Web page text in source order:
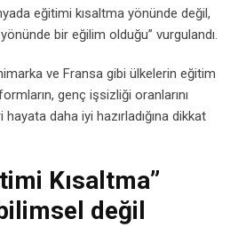
eğitimi kısaltma yönünde değil,
bir eğilim olduğu” vurgulandı.
ve Fransa gibi ülkelerin eğitim
genç işsizliği oranlarını
daha iyi hazırladığına dikkat
Kısaltma”
değil